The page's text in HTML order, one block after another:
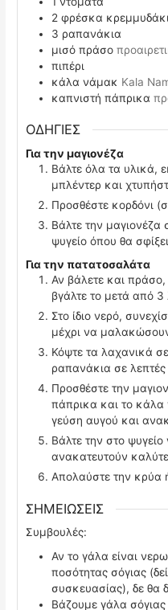
2 φρέσκα
3 ραπανάκια
μισό πράσο
πιπέρι
κάλα νάμακ Kala
καπνιστή πάπρικα
ΟΔΗΓΙΕΣ
Για την μαγιονέζα
Βάλτε όλα τα υλικά,
μπλέντερ και
Προσθέστε κορδόνι
Βάλτε την μαγιονέζα
ψυγείο όπου θα
Για την πατατοσαλάτα
Αν βάλετε και πράσο,
βγάλτε το μετά από 3
Στο ίδιο νερό,
μέχρι να
Κόψτε τα λαχανικά
ραπανάκια σε λεπτές
Προσθέστε την
πάπρικα και το
γεύση αυγού και
Βάλτε την στο ψυγείο
ανακατευτούν
Απολαύστε την κρύα
ΣΗΜΕΙΩΣΕΙΣ
Συμβουλές:
Αν το γάλα είναι
ποσότητας σόγιας
συσκευασίας), δε θα
Βάζουμε γάλα σόγιας